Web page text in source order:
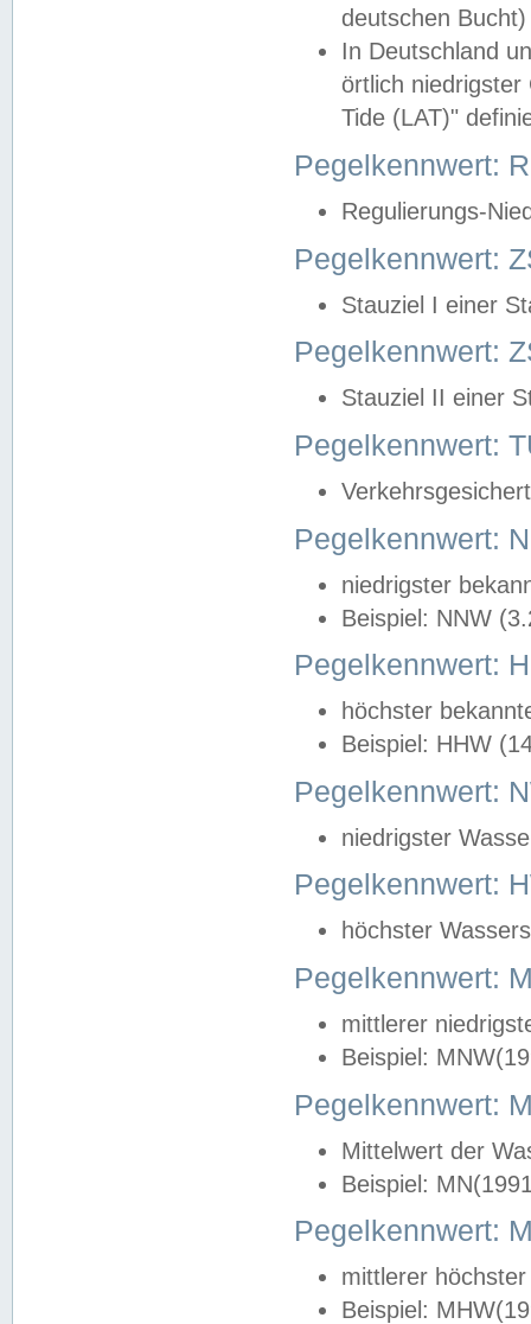
deutschen
In Deutschland
örtlich
Tide (LAT)"
Pegelkennwert:
Regulierungs-
Pegelkennwert:
Stauziel I einer
Pegelkennwert:
Stauziel II einer
Pegelkennwert:
Pegelkennwert:
niedrigster
Beispiel: NNW
Pegelkennwert:
höchster
Beispiel: HHW
Pegelkennwert:
niedrigster
Pegelkennwert:
höchster
Pegelkennwert:
mittlerer
Beispiel:
Pegelkennwert:
Mittelwert der
Beispiel:
Pegelkennwert:
mittlerer
Beispiel: